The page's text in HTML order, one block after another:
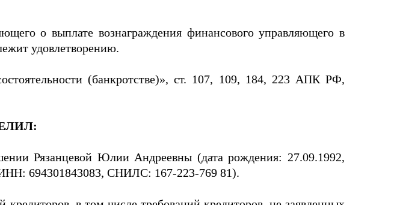
о выплате вознаграждения финансового управляющего в
удовлетворению.
(банкротстве)», ст. 107, 109, 184, 223 АПК РФ,
Рязанцевой Юлии Андреевны (дата рождения: 27.09.1992,
694301843083, СНИЛС: 167-223-769 81).